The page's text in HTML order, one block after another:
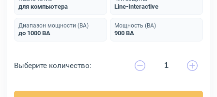
для компьютера Line-Interactive
Диапазон мощности (ВА)
до 1000 ВА
Мощность (ВА)
900 ВА
Выберите количество: